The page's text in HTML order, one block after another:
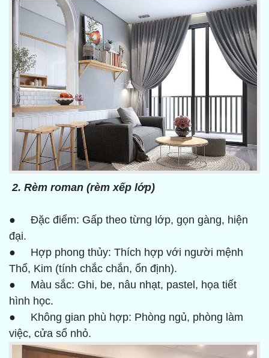
2. Rèm roman (rèm xếp lớp)
● Đặc điểm: Gấp theo từng lớp, gọn gàng, hiện
đại.
● Hợp phong thủy: Thích hợp với người mệnh
Thổ, Kim (tính chắc chắn, ổn định).
● Màu sắc: Ghi, be, nâu nhạt, pastel, họa tiết
hình học.
● Không gian phù hợp: Phòng ngủ, phòng làm
việc, cửa sổ nhỏ.